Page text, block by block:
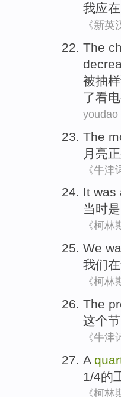
我应在
《新英
The
被抽样
了看
youdao
The
月亮正
《牛津
It was
当时
《柯林
We
我们
《柯林
The
这个
《牛津
A
1/4的
《柯林